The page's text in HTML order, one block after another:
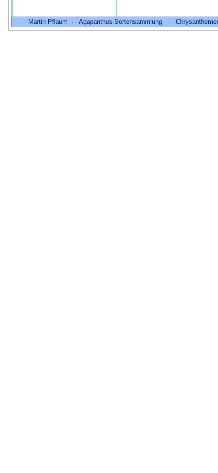
Martin Pflaum · Agapanthus-Sortensammlung ·